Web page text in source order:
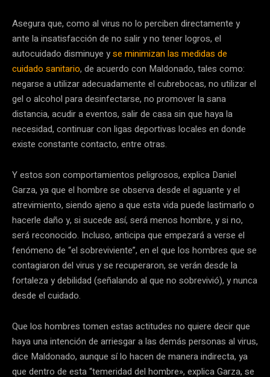
Asegura que, como al virus no lo perciben directamente y
ante la insatisfacción de no salir y no tener logros, el
autocuidado disminuye yse minimizan las medidas de
cuidado sanitario, de acuerdo con Maldonado, tales como:
negarse a utilizar adecuadamente el cubrebocas, no utilizar el
gel o alcohol para desinfectarse, no promover la sana
distancia, acudir a eventos, salir de casa sin que haya la
necesidad, continuar con ligas deportivas locales en donde
existe constante contacto, entre otras.
Y estos son comportamientos peligrosos, explica Daniel
Garza, ya que el hombre se observa desde el aguante y el
atrevimiento, siendo ajeno a que esta vida puede lastimarlo o
hacerle daño y, si sucede así, será menos hombre, y si no,
será reconocido. Incluso, anticipa que empezará a verse el
fenómeno de “el sobreviviente”, en el que los hombres que se
contagiaron del virus y se recuperaron, se verán desde la
fortaleza y debilidad (señalando al que no sobrevivió), y nunca
desde el cuidado.
Que los hombres tomen estas actitudes no quiere decir que
haya una intención de arriesgar a las demás personas al virus,
dice Maldonado, aunque sí lo hacen de manera indirecta, ya
que dentro de esta “temeridad del hombre», explica Garza, se